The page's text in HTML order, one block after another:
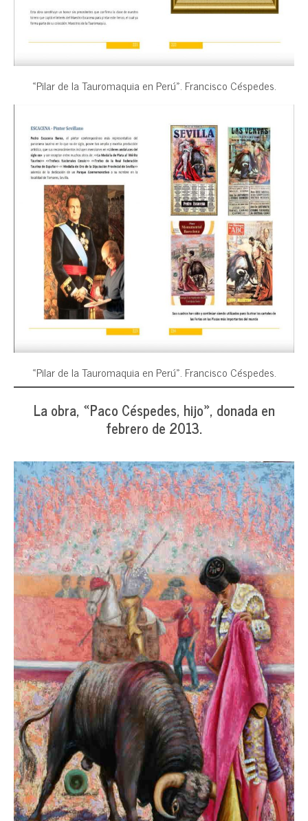
«Pilar de la Tauromaquia en Perú». Francisco Céspedes.
«Pilar de la Tauromaquia en Perú». Francisco Céspedes.
La obra, «Paco Céspedes, hijo», donadaen
febrero de 2013.